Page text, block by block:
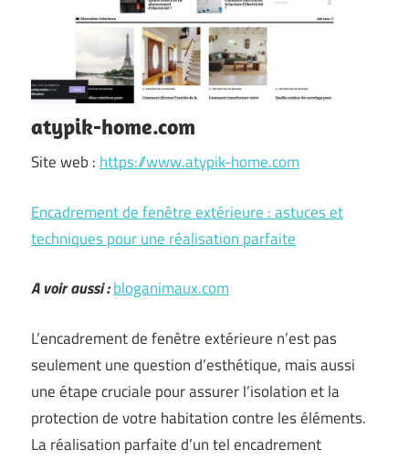
atypik-home.com
Site web : https://www.atypik-home.com
Encadrement de fenêtre extérieure : astuces et
techniques pour une réalisation parfaite
A voir aussi :bloganimaux.com
L’encadrement de fenêtre extérieure n’est pas
seulement une question d’esthétique, mais aussi
une étape cruciale pour assurer l’isolation et la
protection de votre habitation contre les éléments.
La réalisation parfaite d’un tel encadrement